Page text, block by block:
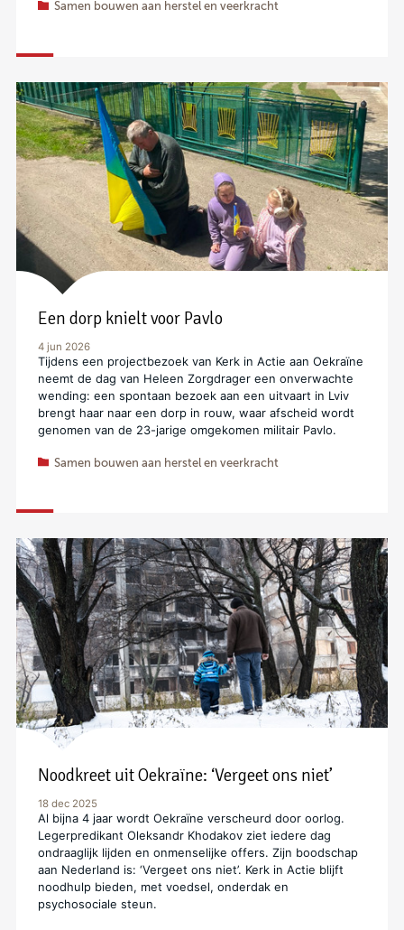
Samen bouwen aan herstel en veerkracht
Een dorp knielt voor Pavlo
4 jun 2026
Tijdens een projectbezoek van Kerk in Actie aan Oekraïne
neemt de dag van Heleen Zorgdrager een onverwachte
wending: een spontaan bezoek aan een uitvaart in Lviv
brengt haar naar een dorp in rouw, waar afscheid wordt
genomen van de 23-jarige omgekomen militair Pavlo.
Samen bouwen aan herstel en veerkracht
Noodkreet uit Oekraïne: ‘Vergeet ons niet’
18 dec 2025
Al bijna 4 jaar wordt Oekraïne verscheurd door oorlog.
Legerpredikant Oleksandr Khodakov ziet iedere dag
ondraaglijk lijden en onmenselijke offers. Zijn boodschap
aan Nederland is: ‘Vergeet ons niet’. Kerk in Actie blijft
noodhulp bieden, met voedsel, onderdak en
psychosociale steun.